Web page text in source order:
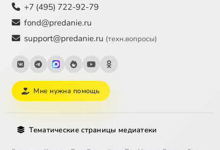
+7 (495) 722-92-79
fond@predanie.ru
support@predanie.ru (техн.вопросы)
Мне нужна помощь
Тематические страницы медиатеки